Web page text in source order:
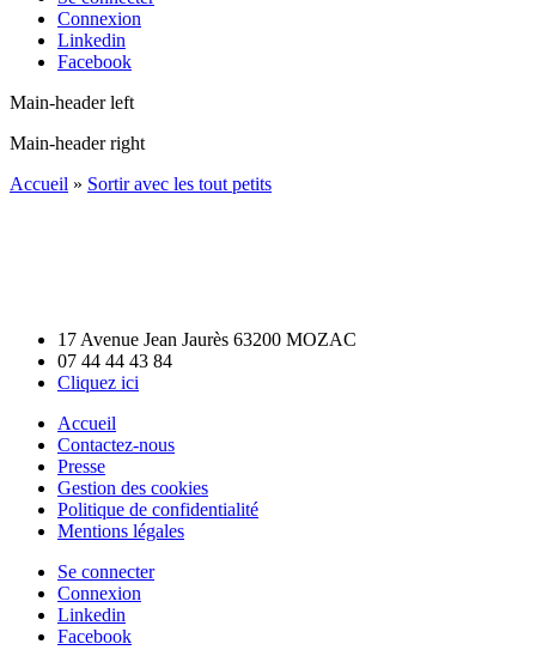
Connexion
Linkedin
Facebook
Main-header left
Main-header right
Accueil » Sortir avec les tout petits
17 Avenue Jean Jaurès 63200 MOZAC
07 44 44 43 84
Cliquez ici
Accueil
Contactez-nous
Presse
Gestion des cookies
Politique de confidentialité
Mentions légales
Se connecter
Connexion
Linkedin
Facebook